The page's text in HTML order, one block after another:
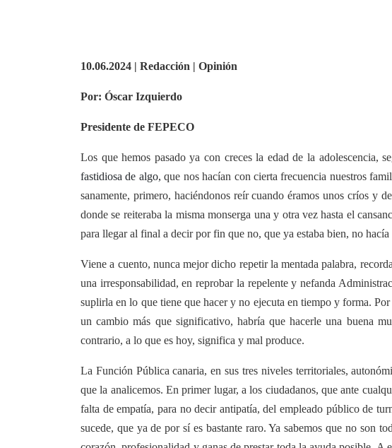
10.06.2024 | Redacción | Opinión
Por: Óscar Izquierdo
Presidente de FEPECO
Los que hemos pasado ya con creces la edad de la adolescencia,
fastidiosa de algo, que nos hacían con cierta frecuencia nuestros
sanamente, primero, haciéndonos reír cuando éramos unos críos y
donde se reiteraba la misma monserga una y otra vez hasta el
para llegar al final a decir por fin que no, que ya estaba bien, no
Viene a cuento, nunca mejor dicho repetir la mentada palabra,
una irresponsabilidad, en reprobar la repelente y nefanda
suplirla en lo que tiene que hacer y no ejecuta en tiempo y forma.
un cambio más que significativo, habría que hacerle una buena
contrario, a lo que es hoy, significa y mal produce.
La Función Pública canaria, en sus tres niveles territoriales,
que la analicemos. En primer lugar, a los ciudadanos, que ante
falta de empatía, para no decir antipatía, del empleado público de
sucede, que ya de por sí es bastante raro. Ya sabemos que no son